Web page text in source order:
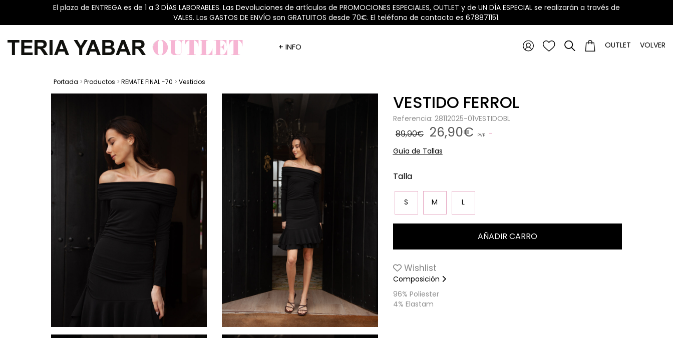
El plazo de ENTREGA es de 1 a 3 DÍAS LABORABLES. Las Devoluciones de artículos de PROMOCIONES ESPECIALES, OUTLET y de UN DÍA ESPECIAL se realizarán a través de
VALES. Los GASTOS DE ENVÍO son GRATUITOS desde 70€. El teléfono de contacto es 678871151.
OUTLET VOLVER
+ INFO
Portada > Productos > REMATE FINAL -70 > Vestidos
VESTIDO FERROL
Referencia: 28112025-01VESTIDOBL
89,90€ 26,90€ PVP
Guía de Tallas
Talla
S M L
Wishlist
Composición
96% Poliester
4% Elastam